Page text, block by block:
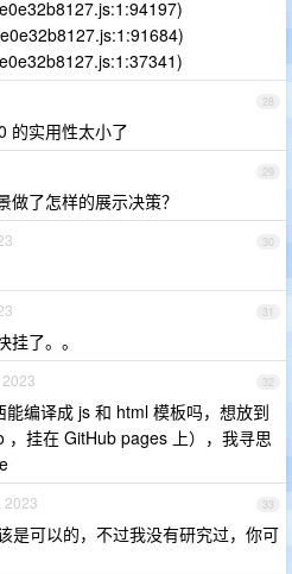
28
的实用性太小了
29
做了怎样的展示决策？
30
31
了。。
32
编译成 js 和 html 模板吗，想放到
，挂在 GitHub pages 上），我寻思
33
2023
是可以的，不过我没有研究过，你可